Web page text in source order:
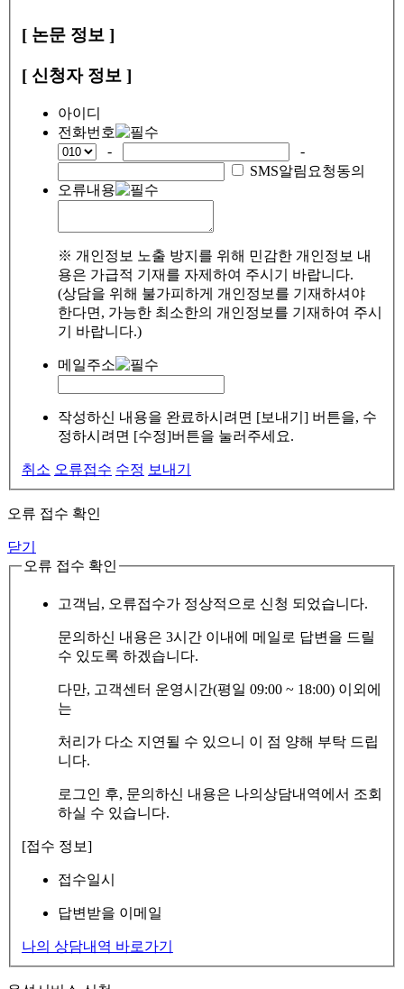
[ 논문 정보 ]
[ 신청자 정보 ]
아이디
전화번호
-
-
SMS알림요청동의
오류내용
※ 개인정보 노출 방지를 위해 민감한 개인정보 내
용은 가급적 기재를 자제하여 주시기 바랍니다.
(상담을 위해 불가피하게 개인정보를 기재하셔야
한다면, 가능한 최소한의 개인정보를 기재하여 주시
기 바랍니다.)
메일주소
작성하신 내용을 완료하시려면 [보내기] 버튼을, 수
정하시려면 [수정]버튼을 눌러주세요.
취소 오류접수 수정 보내기
오류 접수 확인
닫기
오류 접수 확인
고객님, 오류접수가 정상적으로 신청 되었습니다.
문의하신 내용은 3시간 이내에 메일로 답변을 드릴
수 있도록 하겠습니다.
다만, 고객센터 운영시간(평일 09:00 ~ 18:00) 이외에
는
처리가 다소 지연될 수 있으니 이 점 양해 부탁 드립
니다.
로그인 후, 문의하신 내용은 나의상담내역에서 조회
하실 수 있습니다.
[접수 정보]
접수일시
답변받을 이메일
나의 상담내역 바로가기